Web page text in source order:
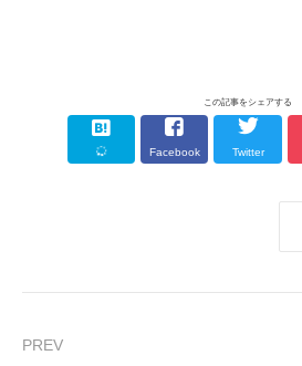
この記事をシェアする
Facebook Twitter